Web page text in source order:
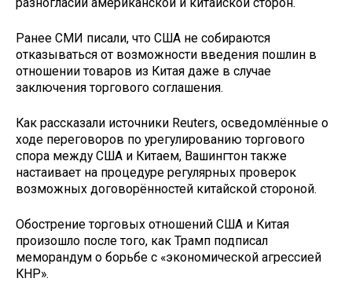
Ранее СМИ писали, что США не собираются
отказываться от возможности введения пошлин в
отношении товаров из Китая даже в случае
заключения торгового соглашения.
Как рассказали источники Reuters, осведомлённые о
ходе переговоров по урегулированию торгового
спора между США и Китаем, Вашингтон также
настаивает на процедуре регулярных проверок
возможных договорённостей китайской стороной.
Обострение торговых отношений США и Китая
произошло после того, как Трамп подписал
меморандум о борьбе с «экономической агрессией
КНР».